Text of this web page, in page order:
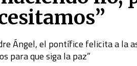
Ángel, el pontífice felicita a la
para que siga la paz”